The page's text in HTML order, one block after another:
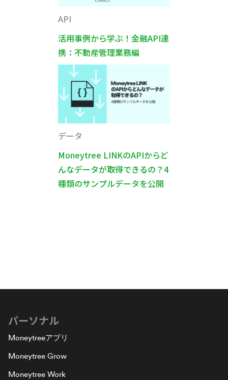
API
活用事例から学ぶ！金融API連
携：不動産管理業務編
データ
Moneytree LINKのAPIからど
んなデータが取得できるの？4
種類のサンプルデータを公開
パーソナル
Moneytreeアプリ
Moneytree Grow
Moneytree Work